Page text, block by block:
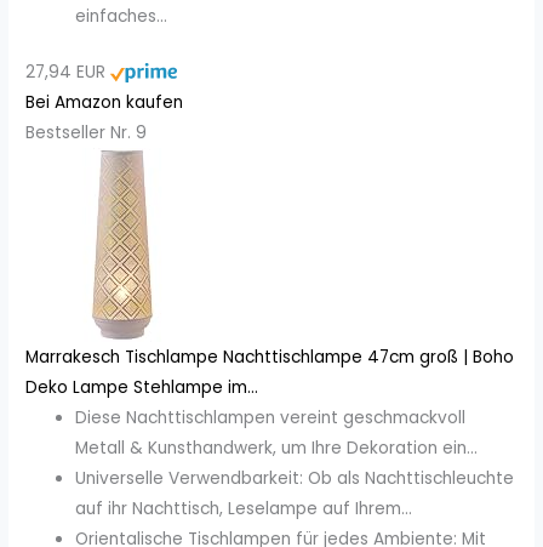
einfaches...
27,94 EUR
Bei Amazon kaufen
Bestseller Nr. 9
Marrakesch Tischlampe Nachttischlampe 47cm groß | Boho
Deko Lampe Stehlampe im...
Diese Nachttischlampen vereint geschmackvoll
Metall & Kunsthandwerk, um Ihre Dekoration ein...
Universelle Verwendbarkeit: Ob als Nachttischleuchte
auf ihr Nachttisch, Leselampe auf Ihrem...
Orientalische Tischlampen für jedes Ambiente: Mit